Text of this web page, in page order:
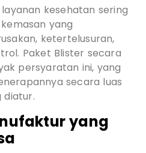
kesehatan sering
yang
ketertelusuran,
Paket Blister secara
persyaratan ini, yang
secara luas
diatur.
yang